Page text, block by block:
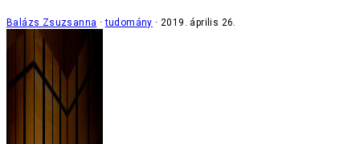
Balázs Zsuzsanna tudomány 2019. április 26.